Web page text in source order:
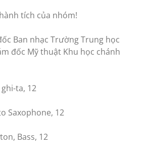
tích của nhóm!
Ban nhạc Trường Trung học
đốc Mỹ thuật Khu học chánh
ta, 12
Saxophone, 12
Bass, 12